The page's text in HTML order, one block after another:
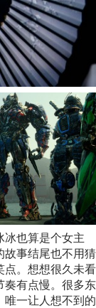
也算是个女主
故事结尾也不用猜
点。想想很久未看
奏有点慢。很多东
唯一让人想不到的